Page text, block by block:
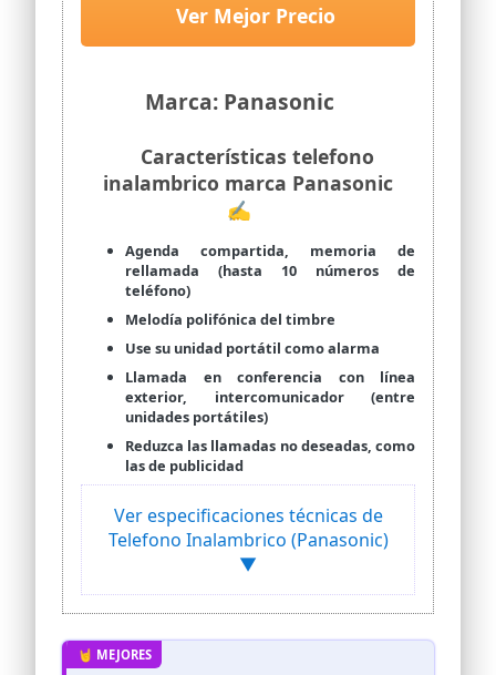
navegación, Modo ECO,
Reducción de ruido, Negro
Marca: Panasonic
Ver Mejor Precio
Características telefono
inalambrico marca Panasonic
✍
Agenda compartida, memoria de
rellamada (hasta 10 números de
teléfono)
Melodía polifónica del timbre
Use su unidad portátil como alarma
Llamada en conferencia con línea
exterior, intercomunicador (entre
unidades portátiles)
Reduzca las llamadas no deseadas, como
las de publicidad
Ver especificaciones técnicas de
Telefono Inalambrico (Panasonic)
▼